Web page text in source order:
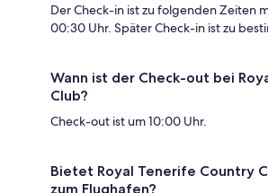
Der Check-in ist zu folgenden Zeiten
00:30 Uhr. Später Check-in ist zu
Wann ist der Check-out bei
Club?
Check-out ist um 10:00 Uhr.
Bietet Royal Tenerife Country
zum Flughafen?